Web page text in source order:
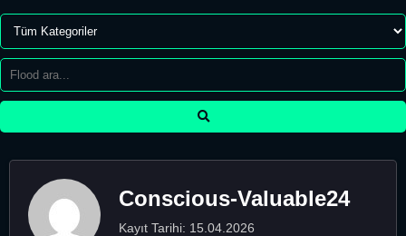
Conscious-Valuable24
Kayıt Tarihi: 15.04.2026